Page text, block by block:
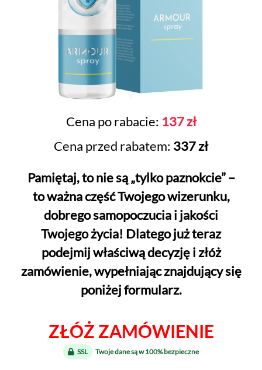
Cena po rabacie: 137 zł
Cena przed rabatem: 337 zł
Pamiętaj, to nie są „tylko paznokcie” –
to ważna część Twojego wizerunku,
dobrego samopoczucia i jakości
Twojego życia! Dlatego już teraz
podejmij właściwą decyzję i złóż
zamówienie, wypełniając znajdujący się
poniżej formularz.
ZŁÓŻ ZAMÓWIENIE
SSL Twoje dane są w 100% bezpieczne